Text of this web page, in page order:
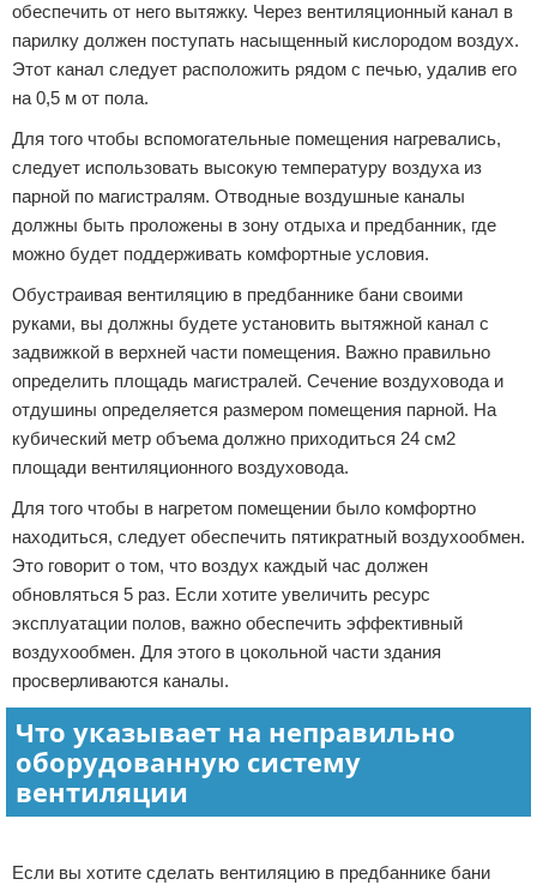
обеспечить от него вытяжку. Через вентиляционный канал в
парилку должен поступать насыщенный кислородом воздух.
Этот канал следует расположить рядом с печью, удалив его
на 0,5 м от пола.
Для того чтобы вспомогательные помещения нагревались,
следует использовать высокую температуру воздуха из
парной по магистралям. Отводные воздушные каналы
должны быть проложены в зону отдыха и предбанник, где
можно будет поддерживать комфортные условия.
Обустраивая вентиляцию в предбаннике бани своими
руками, вы должны будете установить вытяжной канал с
задвижкой в верхней части помещения. Важно правильно
определить площадь магистралей. Сечение воздуховода и
отдушины определяется размером помещения парной. На
кубический метр объема должно приходиться 24 см2
площади вентиляционного воздуховода.
Для того чтобы в нагретом помещении было комфортно
находиться, следует обеспечить пятикратный воздухообмен.
Это говорит о том, что воздух каждый час должен
обновляться 5 раз. Если хотите увеличить ресурс
эксплуатации полов, важно обеспечить эффективный
воздухообмен. Для этого в цокольной части здания
просверливаются каналы.
Что указывает на неправильно
оборудованную систему
вентиляции
Если вы хотите сделать вентиляцию в предбаннике бани